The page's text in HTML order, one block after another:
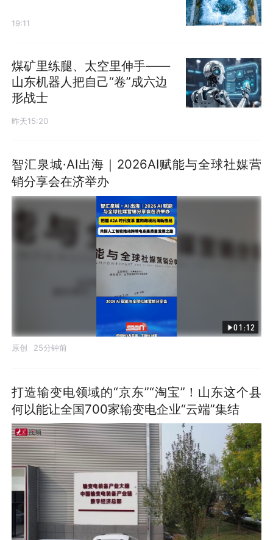
19:11
煤矿里练腿、太空里伸手——
山东机器人把自己“卷”成六边
形战士
昨天15:20
智汇泉城·AI出海｜2026AI赋能与全球社媒营
销分享会在济举办
01:12
原创 25分钟前
打造输变电领域的“京东”“淘宝”！山东这个县
何以能让全国700家输变电企业“云端”集结